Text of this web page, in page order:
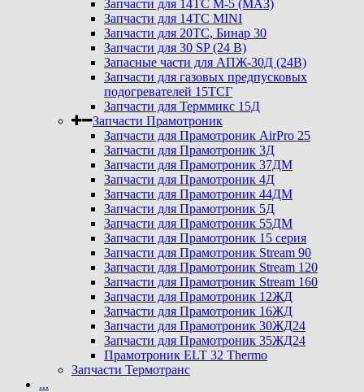
Запчасти для 14ТС М-5 (МАЗ)
Запчасти для 14ТС MINI
Запчасти для 20ТС, Бинар 30
Запчасти для 30 SP (24 В)
Запасные части для АПЖ-30Д (24В)
Запчасти для газовых предпусковых
подогревателей 15ТСГ
Запчасти для Терммикс 15Д
Запчасти Прамотроник
Запчасти для Прамотроник AirPro 25
Запчасти для Прамотроник 3Д
Запчасти для Прамотроник 37ДМ
Запчасти для Прамотроник 4Д
Запчасти для Прамотроник 44ДМ
Запчасти для Прамотроник 5Д
Запчасти для Прамотроник 55ДМ
Запчасти для Прамотроник 15 серия
Запчасти для Прамотроник Stream 90
Запчасти для Прамотроник Stream 120
Запчасти для Прамотроник Stream 160
Запчасти для Прамотроник 12ЖД
Запчасти для Прамотроник 16ЖД
Запчасти для Прамотроник 30ЖД24
Запчасти для Прамотроник 35ЖД24
Прамотроник ELT 32 Thermo
Запчасти Термотранс
...